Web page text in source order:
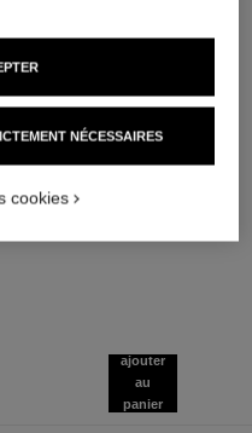
ajouter
au
panier
NÉCESSAIRES
cookies